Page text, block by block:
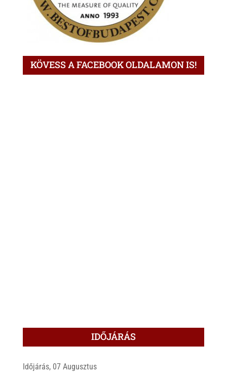
KÖVESS A FACEBOOK OLDALAMON IS!
IDŐJÁRÁS
Időjárás, 07 Augusztus